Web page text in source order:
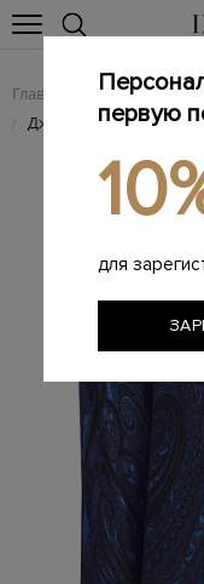
Главная Мужчинам /
/ Джемпер из шерсти и
первую
для